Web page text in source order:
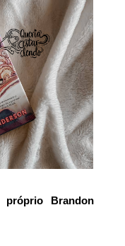
Brandon